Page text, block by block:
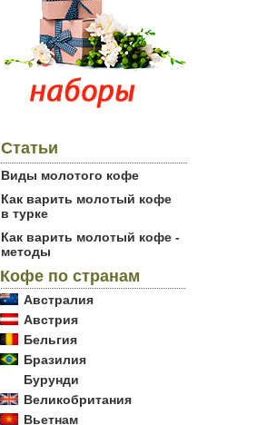
Статьи
Виды молотого кофе
Как варить молотый кофе
в турке
Как варить молотый кофе -
методы
Кофе по странам
Австралия
Австрия
Бельгия
Бразилия
Бурунди
Великобритания
Вьетнам